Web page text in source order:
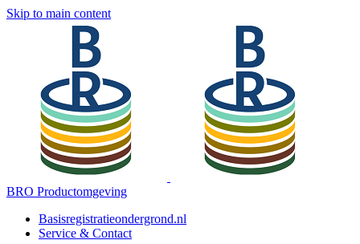
Skip to main content
BRO Productomgeving
Basisregistratieondergrond.nl
Service & Contact